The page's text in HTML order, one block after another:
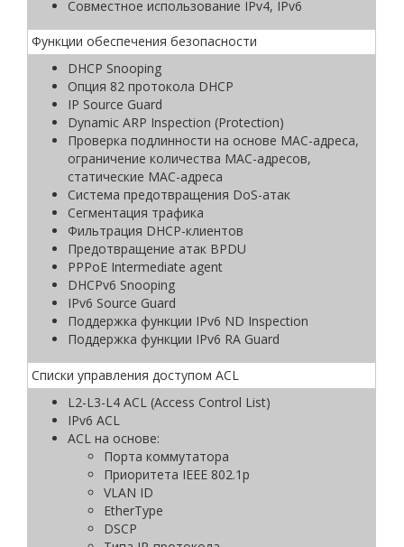
Совместное использование IPv4, IРv6
Функции обеспечения безопасности
DHCP Snooping
Опция 82 протокола DHCP
IP Source Guard
Dynamic ARP Inspection (Protection)
Проверка подлинности на основе MAC-адреса,
ограничение количества MAC-адресов,
статические MAC-адреса
Система предотвращения DoS-атак
Сегментация трафика
Фильтрация DHCP-клиентов
Предотвращение атак BPDU
PPPoE Intermediate agent
DHCPv6 Snooping
IPv6 Source Guard
Поддержка функции IPv6 ND Inspection
Поддержка функции IPv6 RA Guard
Списки управления доступом ACL
L2-L3-L4 ACL (Access Control List)
IPv6 ACL
ACL на основе:
Порта коммутатора
Приоритета IEEE 802.1p
VLAN ID
EtherType
DSCP